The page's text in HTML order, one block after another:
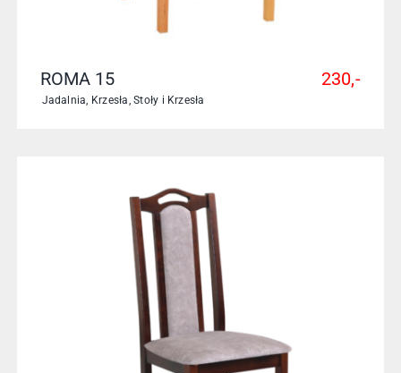
ROMA 15
Jadalnia Krzesła ,Stoły i Krzesła
230,-